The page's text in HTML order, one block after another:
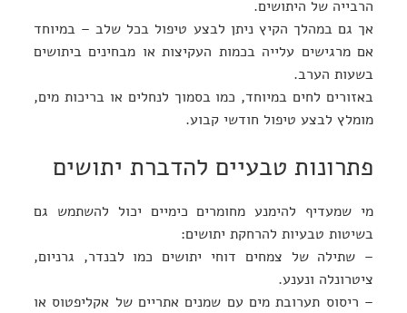
הרבייה של היתושים.
אך גם במהלך הקיץ ניתן לבצע טיפול בכל שלב – במיוחד
אם מרגישים עלייה בכמות העקיצות או מבחינים ביתושים
בשעות הערב.
באזורים לחים במיוחד, כמו בסמוך לנחלים או בריכות מים,
מומלץ לבצע טיפול חודשי קבוע.
פתרונות טבעיים להדברת יתושים
מי שמעדיף להימנע מחומרים כימיים יכול להשתמש גם
בשיטות טבעיות להרחקת יתושים:
– שתילה של צמחים דוחי יתושים כמו לבנדר, גרניום,
ציטרונלה ונענע.
– ריסוס תערובת מים עם שמנים אתריים של אקליפטוס או